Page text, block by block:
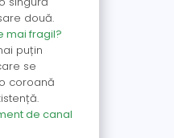
două.
mai fragil?
puțin
se
coroană
de canal